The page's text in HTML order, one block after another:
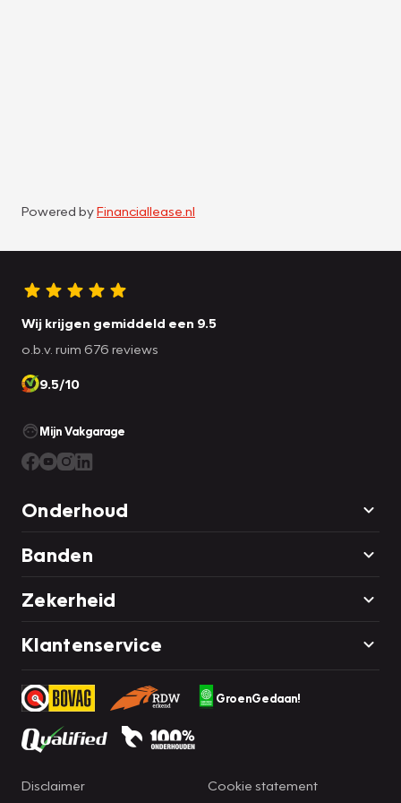
Powered byFinanciallease.nl
Wij krijgen gemiddeld een 9.5
o.b.v. ruim 676 reviews
9.5/10
Mijn Vakgarage
Onderhoud
Banden
Zekerheid
Klantenservice
GroenGedaan!
Disclaimer
Cookie statement